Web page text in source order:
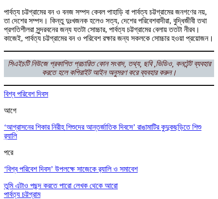
পার্বত্য চট্টগ্রামের বন ও বনজ সম্পদ কেবল পাহাড়ি বা পার্বত্য চট্টগ্রামের জনগণের নয়,
তা দেশের সম্পদ। কিন্তু দুঃখজনক হলেও সত্য, দেশের পরিবেশবাদীরা, বুদ্ধিজীবী তথা
প্রগতিশীলরা সুন্দরবনের জন্য যতটা সোচ্চার, পার্বত্য চট্টগ্রামের বেলায় ততটা নীরব।
কাজেই, পার্বত্য চট্টগ্রামের বন ও পরিবেশ রক্ষার জন্য সকলকে সোচ্চার হওয়া প্রয়োজন।
সিএইচটি নিউজে প্রকাশিত প্রচারিত কোন সংবাদ, তথ্য, ছবি ,ভিডিও, কনটেন্ট ব্যবহার
করতে হলে কপিরাইট আইন অনুসরণ করে ব্যবহার করুন।
বিশ্ব পরিবেশ দিবস
আগে
‘আগ্রাসনের শিকার নিরীহ শিশুদের আন্তর্জাতিক দিবসে’ রাঙামাটির কুদুকছড়িতে শিশু
র‌্যালি
পরে
‘বিশ্ব পরিবেশ দিবস’ উপলক্ষে সাজেকে র‌্যালি ও সমাবেশ
তুমি এটাও পছন্দ করতে পারো লেখক থেকে আরো
পার্বত্য চট্টগ্রাম